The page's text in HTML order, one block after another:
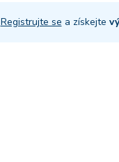
Registrujte se a získejte